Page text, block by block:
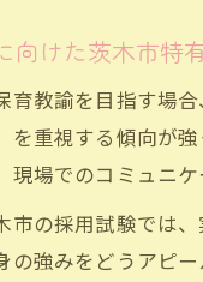
向けた茨木市特
育教諭を目指す場
を重視する傾向が
現場でのコミュニ
市の採用試験では
の強みをどうアピ